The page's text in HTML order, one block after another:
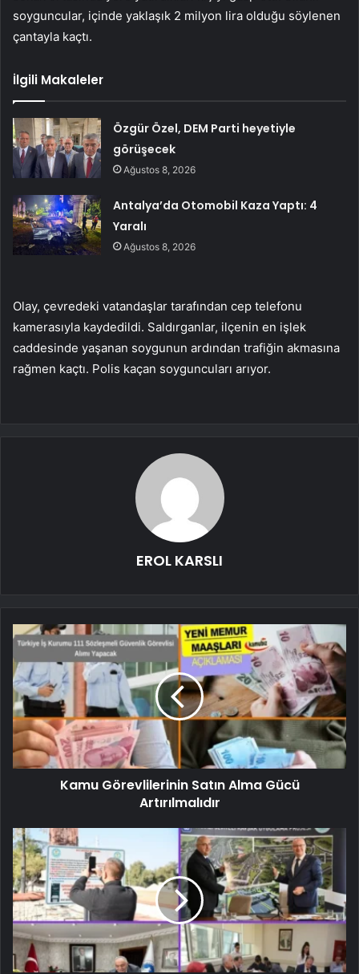
soyguncular, içinde yaklaşık 2 milyon lira olduğu söylenen
çantayla kaçtı.
İlgili Makaleler
Özgür Özel, DEM Parti heyetiyle
görüşecek
Ağustos 8, 2026
Antalya’da Otomobil Kaza Yaptı: 4
Yaralı
Ağustos 8, 2026
Olay, çevredeki vatandaşlar tarafından cep telefonu
kamerasıyla kaydedildi. Saldırganlar, ilçenin en işlek
caddesinde yaşanan soygunun ardından trafiğin akmasına
rağmen kaçtı. Polis kaçan soyguncuları arıyor.
EROL KARSLI
Kamu Görevlilerinin Satın Alma Gücü
Artırılmalıdır